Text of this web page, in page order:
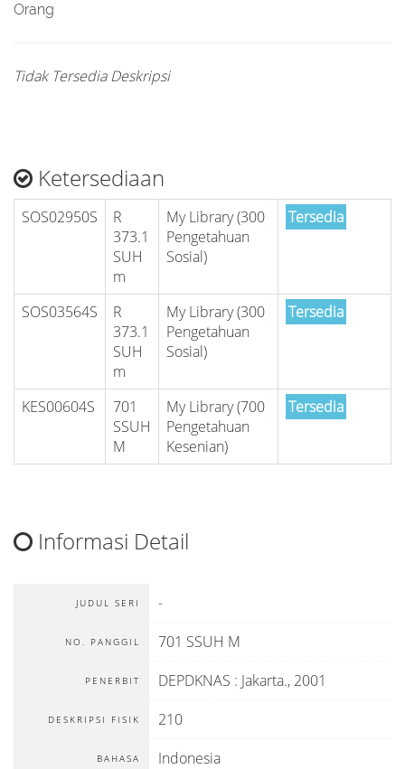
Orang
Tidak Tersedia Deskripsi
Ketersediaan
SOS02950S
R
373.1
SUH
m
My Library (300
Pengetahuan
Sosial)
Tersedia
SOS03564S
R
373.1
SUH
m
My Library (300
Pengetahuan
Sosial)
Tersedia
KES00604S
701
SSUH
M
My Library (700
Pengetahuan
Kesenian)
Tersedia
Informasi Detail
JUDUL SERI -
NO. PANGGIL 701 SSUH M
PENERBIT DEPDKNAS : Jakarta., 2001
DESKRIPSI FISIK 210
BAHASA Indonesia